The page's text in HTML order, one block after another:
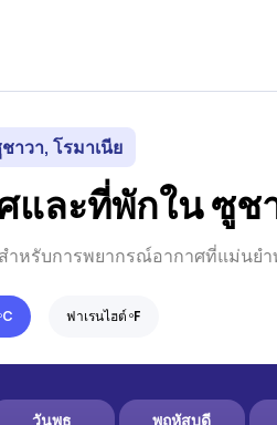
าวา, โรมาเนีย
ละที่พักใน ซูช
ำหรับการพยากรณ์อากาศที่แม่นย
C ฟาเรนไฮต์ ºF
วันพุธ พฤหัสบดี